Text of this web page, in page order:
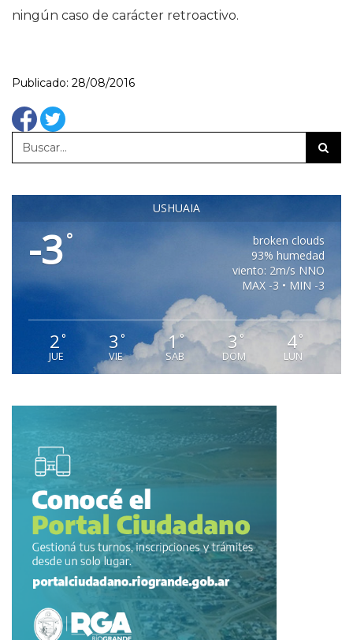
ningún caso de carácter retroactivo.
Publicado: 28/08/2016
USHUAIA
-3°
broken clouds
93% humedad
viento: 2m/s NNO
MAX -3 • MIN -3
2°
JUE
3 °
VIE
1°
SAB
3 °
DOM
4°
LUN